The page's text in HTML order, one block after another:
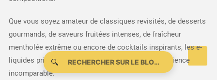
Que vous soyez amateur de classiques revisités, de desserts
gourmands, de saveurs fruitées intenses, de fraîcheur
mentholée extrême ou encore de cocktails inspirants, les e-
liquides primés cette année vous offrent une expérience
incomparable.
🔍